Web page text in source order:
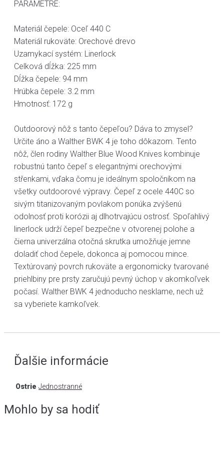
PARAMETRE:
Materiál čepele: Oceľ 440 C
Materiál rukoväte: Orechové drevo
Uzamykací systém: Linerlock
Celková dĺžka: 225 mm
Dĺžka čepele: 94 mm
Hrúbka čepele: 3.2 mm
Hmotnosť: 172 g
Outdoorový nôž s tanto čepeľou? Dáva to zmysel?
Určite áno a Walther BWK 4 je toho dôkazom. Tento
nôž, člen rodiny Walther Blue Wood Knives kombinuje
robustnú tanto čepeľ s elegantnými orechovými
střenkami, vďaka čomu je ideálnym spoločníkom na
všetky outdoorové výpravy. Čepeľ z ocele 440C so
sivým titanizovaným povlakom ponúka zvýšenú
odolnosť proti korózii aj dlhotrvajúcu ostrosť. Spoľahlivý
linerlock udrží čepeľ bezpečne v otvorenej polohe a
čierna univerzálna otočná skrutka umožňuje jemne
doladiť chod čepele, dokonca aj pomocou mince.
Textúrovaný povrch rukoväte a ergonomicky tvarované
priehlbiny pre prsty zaručujú pevný úchop v akomkoľvek
počasí. Walther BWK 4 jednoducho nesklame, nech už
sa vyberiete kamkoľvek.
Ďalšie informácie
Ostrie Jednostranné
Mohlo by sa hodiť